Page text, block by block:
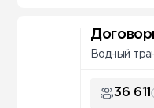
Водный
36 611